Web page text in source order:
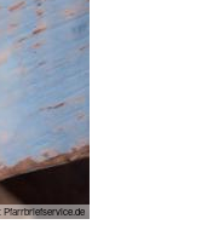
Pfarrbriefservice.de